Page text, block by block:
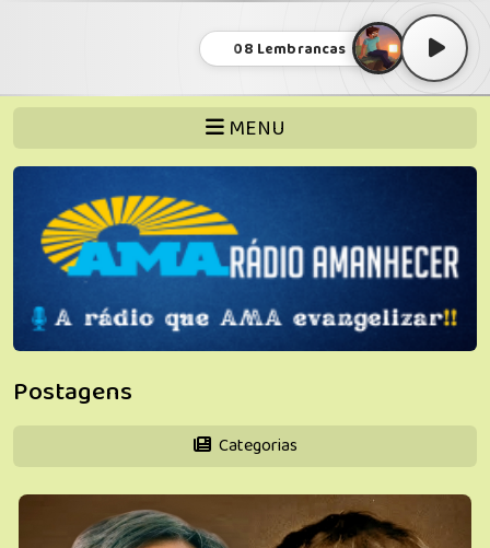
08 Lembrancas
MENU
Postagens
Categorias